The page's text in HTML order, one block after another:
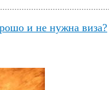
и не нужна виза?